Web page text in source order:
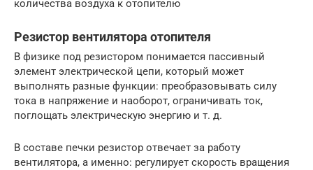
количества воздуха к отопителю
Резистор вентилятора отопителя
В физике под резистором понимается пассивный
элемент электрической цепи, который может
выполнять разные функции: преобразовывать силу
тока в напряжение и наоборот, ограничивать ток,
поглощать электрическую энергию и т. д.
В составе печки резистор отвечает за работу
вентилятора, а именно: регулирует скорость вращения